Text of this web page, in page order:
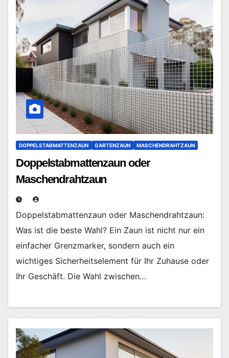
DOPPELSTABMATTENZAUN GARTENZAUN MASCHENDRAHTZAUN
Doppelstabmattenzaun oder
Maschendrahtzaun
Doppelstabmattenzaun oder Maschendrahtzaun:
Was ist die beste Wahl? Ein Zaun ist nicht nur ein
einfacher Grenzmarker, sondern auch ein
wichtiges Sicherheitselement für Ihr Zuhause oder
Ihr Geschäft. Die Wahl zwischen…